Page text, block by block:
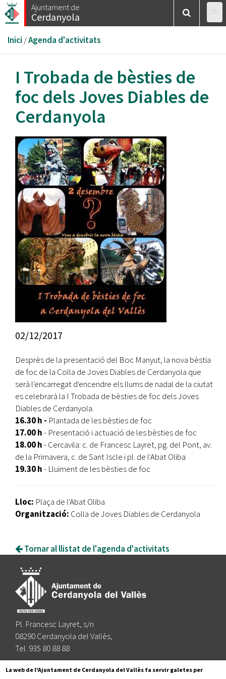
Vés
al
Ajuntament de
Cerdanyola
Esteu
aquí
Inici /Agenda d'activitats
I Trobada de bèsties de
foc dels Joves Diables de
Cerdanyola
02/12/2017
Desprès de la presentació del Boc Manyut, la nova bèstia
de foc de la Colla de Joves Diables de Cerdanyola que
serà l'encarregat d'encendre els llums de nadal de la ciutat
es celebrarà la I Trobada de bèsties de foc dels Joves
Diables de Cerdanyola.
16.30 h - Plantada de les bèsties de foc
17.00 h- Presentació i actuació de les bèsties de foc
18.00 h- Cercavila: c. de Francesc Layret, pg. del Pont, av.
de la Primavera, c. de Sant Iscle i pl. de l'Abat Oliba
19.30 h- Lluïment de les bèsties de foc
Lloc: Plaça de l'Abat Oliba
Organització: Colla de Joves Diables de Cerdanyola
Tornar al llistat de l'agenda d'activitats
Pl. Francesc Layret, s/n
08290 Cerdanyola del Vallès,
Tel. 935 80 88 88
Segueix-nos a:
La web de l'Ajuntament de Cerdanyola del Vallès fa servir galetes per